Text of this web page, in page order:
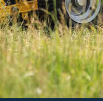
På lager